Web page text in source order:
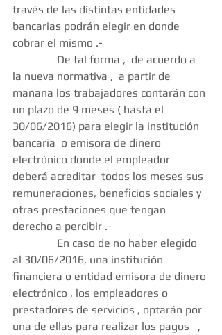
través de las distintas entidades
bancarias podrán elegir en donde
cobrar el mismo .-
la nueva normativa ,  a partir de
mañana los trabajadores contarán con
un plazo de 9 meses ( hasta el
30/06/2016) para elegir la institución
bancaria  o emisora de dinero
electrónico donde el empleador
deberá acreditar  todos los meses sus
remuneraciones, beneficios sociales y
otras prestaciones que tengan
derecho a percibir .-
al 30/06/2016, una institución
financiera o entidad emisora de dinero
electrónico , los empleadores o
prestadores de servicios , optarán por
una de ellas para realizar los pagos   ,